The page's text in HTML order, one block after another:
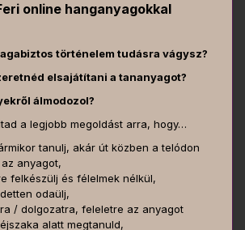
online hanganyagokkal
történelem tudásra vágysz?
elsajátítani a tananyagot?
álmodozol?
a legjobb megoldást arra, hogy…
tanulj, akár út közben a telódon
anyagot,
felkészülj és félelmek nélkül,
odaülj,
/ dolgozatra, feleletre az anyagot
alatt megtanuld,